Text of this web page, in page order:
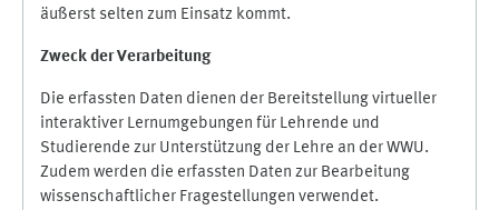
äußerst selten zum Einsatz kommt.
Zweck der Verarbeitung
Die erfassten Daten dienen der Bereitstellung virtueller
interaktiver Lernumgebungen für Lehrende und
Studierende zur Unterstützung der Lehre an der WWU.
Zudem werden die erfassten Daten zur Bearbeitung
wissenschaftlicher Fragestellungen verwendet.